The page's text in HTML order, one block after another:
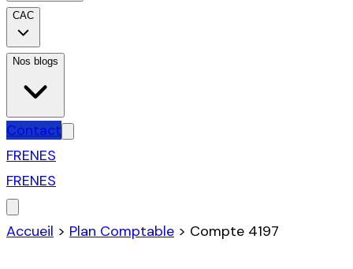
CAC
Nos blogs
Contact
FRENES
FRENES
Accueil > Plan Comptable > Compte 4197